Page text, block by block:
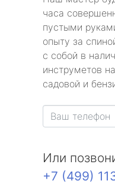
часа
пустыми
опыту за
с собой в
инструметов
садовой и
Или
+7 (499)